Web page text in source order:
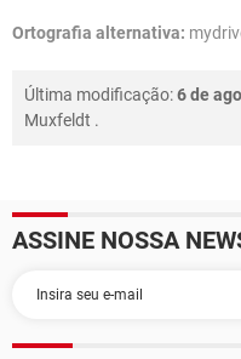
Ortografia alternativa:
Última modificação:6 de
Muxfeldt .
ASSINE NOSSA